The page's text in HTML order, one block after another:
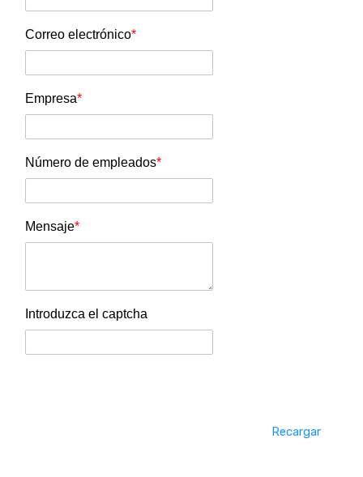
Correo electrónico*
Empresa*
Número de empleados*
Mensaje*
Introduzca el captcha
Recargar